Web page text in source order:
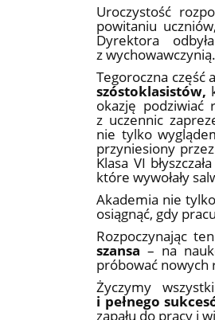
Uroczystość
powitaniu
Dyrektora
z wychowawczynią.
Tegoroczna część
szóstoklasistów,
okazję podziwiać
z uczennic
nie tylko
przyniesiony
Klasa VI
które wywołały
Akademia nie
osiągnąć, gdy
Rozpoczynając
szansa – na
próbować nowych
Życzymy
i pełnego
zapału do pracy i